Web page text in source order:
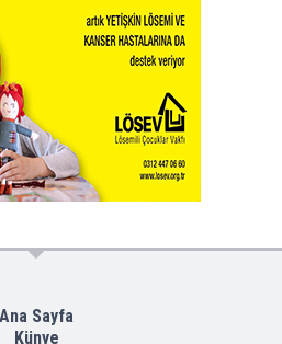
Ana Sayfa
Künye